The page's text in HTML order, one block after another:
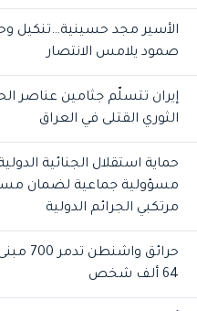
الأسير مجد حسينية…تنكيل
صمود يلامس الانتصار
إيران تتسلّم جثامين عناصر
الثوري القتلى في العراق
حماية استقلال الجنائية
مسؤولية جماعية لضمان
مرتكبي الجرائم الدولية
حرائق
64 ألف شخص